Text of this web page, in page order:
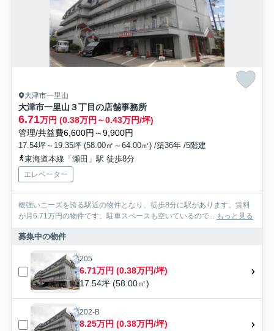
大津市一里山
大津市一里山３丁目の店舗事務所
6.71万円 (0.38万円～0.43万円/坪)
管理/共益費6,600円～9,900円
17.54坪～19.35坪 (58.00㎡～64.00㎡) /築36年 /5階建
東海道本線「瀬田」駅 徒歩8分
エレベーター
根強いニーズを誇る駅近の物件となり、徒歩8分に駅があります。賃料
が月6.71万円の物件です。駐車スペースも空いているので... もっと見る
募集中の物件
205
6.71万円 (0.38万円/坪)
17.54坪 (58.00㎡)
202-B
8.25万円 (0.38万円/坪)